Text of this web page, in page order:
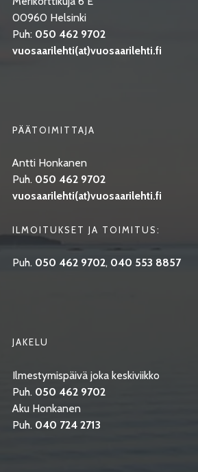
00960 Helsinki
Puh: 050 462 9702
vuosaarilehti(at)vuosaarilehti.fi
PÄÄTOIMITTAJA
Antti Honkanen
Puh. 050 462 9702
vuosaarilehti(at)vuosaarilehti.fi
ILMOITUKSET JA TOIMITUS:
Puh. 050 462 9702, 040 553 8857
JAKELU
Ilmestymispäivä joka keskiviikko
Puh. 050 462 9702
Aku Honkanen
Puh. 040 724 2713